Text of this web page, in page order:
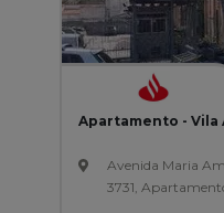
Apartamento - Vila
Avenida Maria
3731,